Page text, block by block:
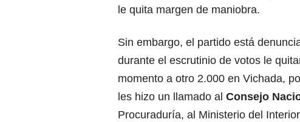
le quita margen de maniobra.
Sin embargo, el partido está
durante el escrutinio de votos le
momento a otro 2.000 en Vichada,
les hizo un llamado al Consejo
Procuraduría, al Ministerio del